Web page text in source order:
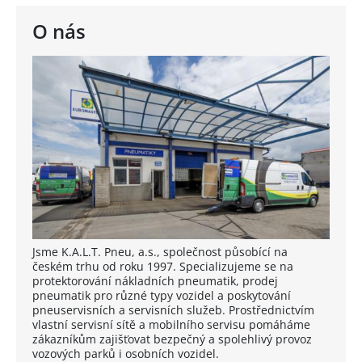
O nás
Jsme K.A.L.T. Pneu, a.s., společnost působící na
českém trhu od roku 1997. Specializujeme se na
protektorování nákladních pneumatik, prodej
pneumatik pro různé typy vozidel a poskytování
pneuservisních a servisních služeb. Prostřednictvím
vlastní servisní sítě a mobilního servisu pomáháme
zákazníkům zajišťovat bezpečný a spolehlivý provoz
vozových parků i osobních vozidel.